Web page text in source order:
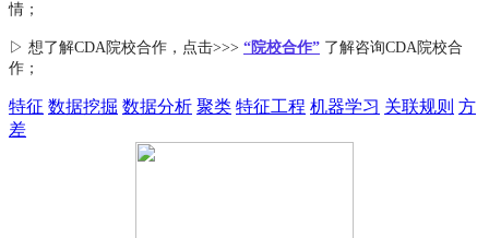
情；
▷ 想了解CDA院校合作 ，点击>>> “院校合作” 了解咨询CDA院校合
作；
特征 数据挖掘 数据分析 聚类 特征工程 机器学习 关联规则 方
差